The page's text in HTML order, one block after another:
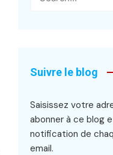
Suivre le blog
Saisissez votre
abonner à ce blog
notification de
email.